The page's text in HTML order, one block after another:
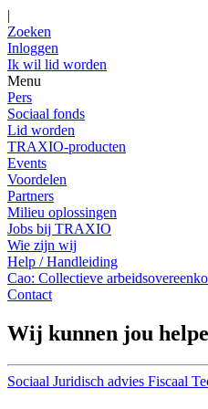
|
Zoeken
Inloggen
Ik wil lid worden
Menu
Pers
Sociaal fonds
Lid worden
TRAXIO-producten
Events
Voordelen
Partners
Milieu oplossingen
Jobs bij TRAXIO
Wie zijn wij
Help / Handleiding
Cao: Collectieve
Contact
Wij kunnen jou
Sociaal Juridisch advies Fiscaal